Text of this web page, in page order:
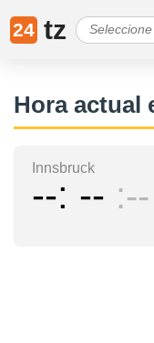
24 tz
Hora actual
Innsbruck
-- -- --